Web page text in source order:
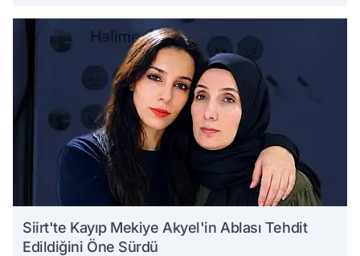
Siirt'te Kayıp Mekiye Akyel'in Ablası Tehdit
Edildiğini Öne Sürdü